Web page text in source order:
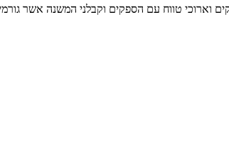
וארוכי טווח עם הספקים וקבלני המשנה אשר